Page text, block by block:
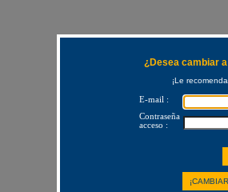
¿Desea cambiar
¡Le
E-mail :
Contraseña
acceso :